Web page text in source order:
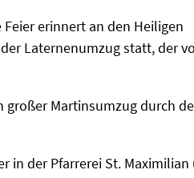
erinnert an den Heiligen
Laternenumzug statt, der
großer Martinsumzug durch
in der Pfarrerei St. Maximilian